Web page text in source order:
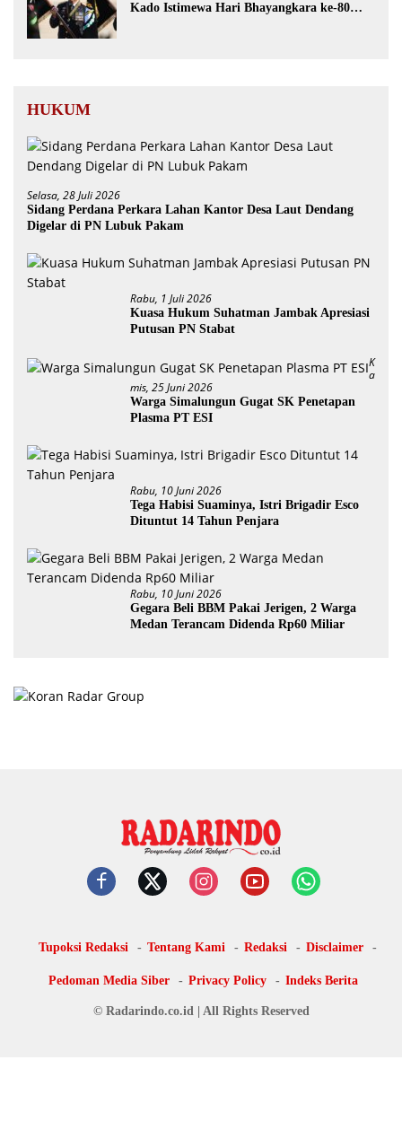
Kado Istimewa Hari Bhayangkara ke-80
HUKUM
Selasa, 28 Juli 2026
Sidang Perdana Perkara Lahan Kantor Desa Laut Dendang
Digelar di PN Lubuk Pakam
Rabu, 1 Juli 2026
Kuasa Hukum Suhatman Jambak Apresiasi
Putusan PN Stabat
K
A
Mis, 25 Juni 2026
Warga Simalungun Gugat SK Penetapan
Plasma PT ESI
Rabu, 10 Juni 2026
Tega Habisi Suaminya, Istri Brigadir Esco
Dituntut 14 Tahun Penjara
Rabu, 10 Juni 2026
Gegara Beli BBM Pakai Jerigen, 2 Warga
Medan Terancam Didenda Rp60 Miliar
Tupoksi Redaksi Tentang Kami Redaksi Disclaimer
Pedoman Media Siber Privacy Policy Indeks Berita
© Radarindo.co.id | All Rights Reserved